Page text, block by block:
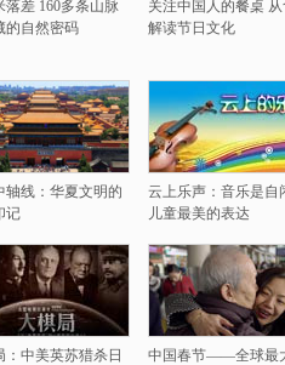
落差 160多条山脉
的自然密码
关注中国人的餐桌
解读节日文化
轴线：华夏文明的
记
云上乐声：音乐是自
儿童最美的表达
：中美英苏猎杀日
中国春节——全球最